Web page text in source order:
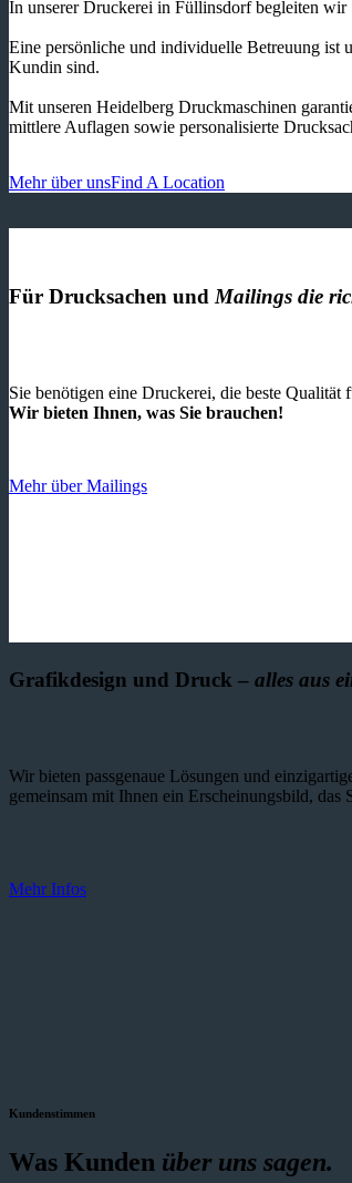
In unserer Druckerei in Füllinsdorf begleiten
Eine persönliche und individuelle Betreuung ist
Kundin sind.
Mit unseren Heidelberg Druckmaschinen
mittlere Auflagen sowie personalisierte
Mehr über unsFind A Location
Für Drucksachen und Mailings die
Sie benötigen eine Druckerei, die beste
Wir bieten Ihnen, was Sie brauchen!
Mehr über Mailings
Grafikdesign und Druck – alles aus
Wir bieten passgenaue Lösungen und
gemeinsam mit Ihnen ein Erscheinungsbild, das
Mehr Infos
Kundenstimmen
Was Kunden über uns sagen.